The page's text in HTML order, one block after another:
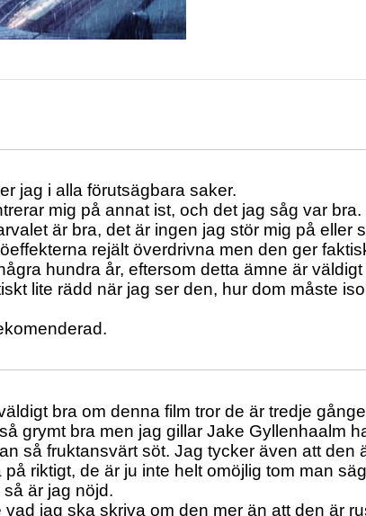
jag i alla förutsägbara saker.
mig på annat ist, och det jag såg var bra.
är bra, det är ingen jag stör mig på eller
rejält överdrivna men den ger
hundra år, eftersom detta ämne är
lite rädd när jag ser den, hur dom måste
bra om denna film tror de är tredje
grymt bra men jag gillar Jake Gyllenhaalm
så fruktansvärt söt. Jag tycker även att den
riktigt, de är ju inte helt omöjlig tom man
är jag nöjd.
vad jag ska skriva om den mer än att den är